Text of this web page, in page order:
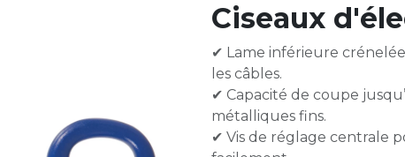
Ciseaux
✔ Lame inférieure
les câbles.
✔ Capacité de coupe
métalliques fins.
✔ Vis de réglage centrale